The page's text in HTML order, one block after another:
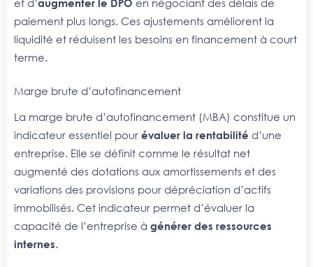
et d’augmenter le DPO en négociant des délais de
paiement plus longs. Ces ajustements améliorent la
liquidité et réduisent les besoins en financement à court
terme.
Marge brute d’autofinancement
La marge brute d’autofinancement (MBA) constitue un
indicateur essentiel pour évaluer la rentabilité d’une
entreprise. Elle se définit comme le résultat net
augmenté des dotations aux amortissements et des
variations des provisions pour dépréciation d’actifs
immobilisés. Cet indicateur permet d’évaluer la
capacité de l’entreprise à générer des ressources
internes.